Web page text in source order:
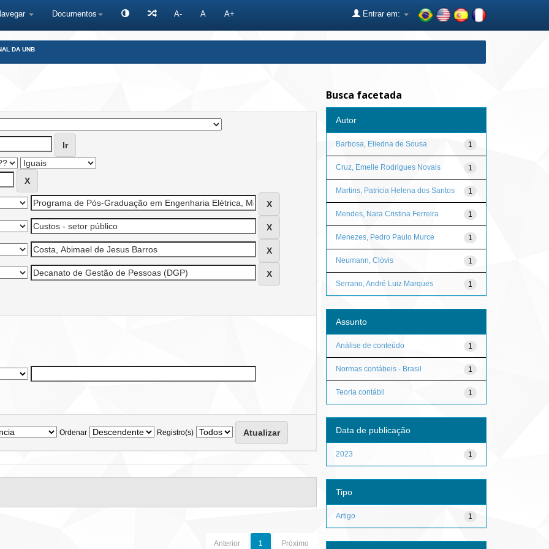
Documentos A- A A+ Entrar em:
DA UNB
Ordenar Registro(s)
Anterior 1 Próximo
Busca facetada
Autor
1
Barbosa, Eliedna de Sousa
1
Cruz, Emelle Rodrigues Novais
1
Martins, Patricia Helena dos Santos
1
Mendes, Nara Cristina Ferreira
1
Menezes, Pedro Paulo Murce
1
Neumann, Clóvis
1
Serrano, André Luiz Marques
Assunto
1
Análise de conteúdo
1
Normas contábeis - Brasil
1
Teoria contábil
Data de publicação
1
2023
Tipo
1
Artigo